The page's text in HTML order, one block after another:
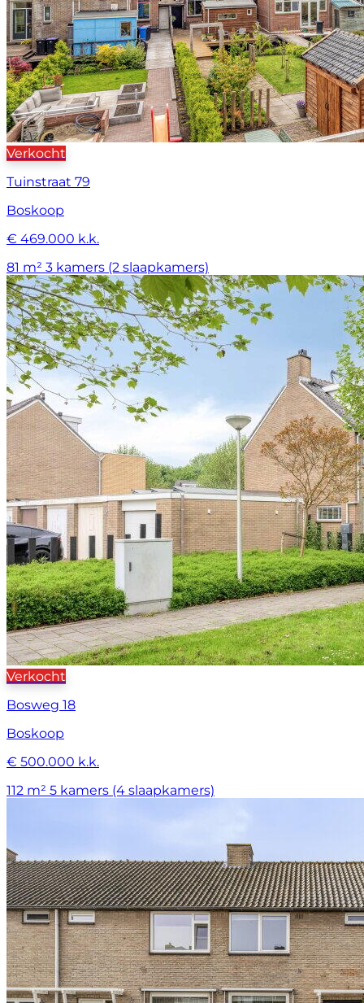
Verkocht
Tuinstraat 79
Boskoop
€ 469.000 k.k.
81 m² 3 kamers (2 slaapkamers)
Verkocht
Bosweg 18
Boskoop
€ 500.000 k.k.
112 m² 5 kamers (4 slaapkamers)